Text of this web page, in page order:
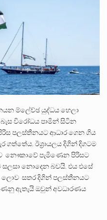
ම්ලේච්ඡ යුද්ධය හෙලා
විරෝධය පාමින් සිටින
පලස්තීනයට ආධාර ගෙන ගිය
ගත්තේය. ඊශ්‍රායලය දිගින් දිගටම
නෞකාවේ පැමිණෙන පිරිසට
නොදෙන බවයි. එය එසේ
ලොව සතර දිගින් පලස්තීනයට
ඇතැයි ඔවුන් අවධාරණය